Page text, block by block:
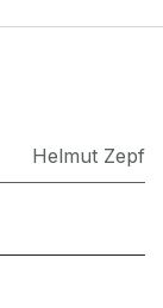
Helmut Zepf